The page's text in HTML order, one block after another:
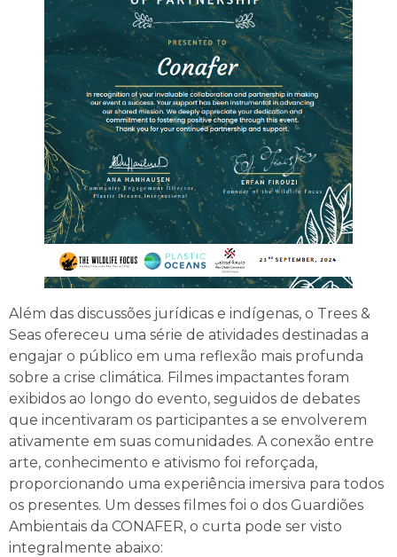
Além das discussões jurídicas e indígenas, o Trees &
Seas ofereceu uma série de atividades destinadas a
engajar o público em uma reflexão mais profunda
sobre a crise climática. Filmes impactantes foram
exibidos ao longo do evento, seguidos de debates
que incentivaram os participantes a se envolverem
ativamente em suas comunidades. A conexão entre
arte, conhecimento e ativismo foi reforçada,
proporcionando uma experiência imersiva para todos
os presentes. Um desses filmes foi o dos Guardiões
Ambientais da CONAFER, o curta pode ser visto
integralmente abaixo: